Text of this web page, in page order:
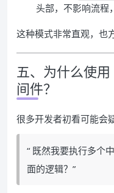
头部，不影响流程
这种模式非常直观，也
五、为什么使用
间件？
很多开发者初看可能会
“ 既然我要执行多个
面的逻辑？”